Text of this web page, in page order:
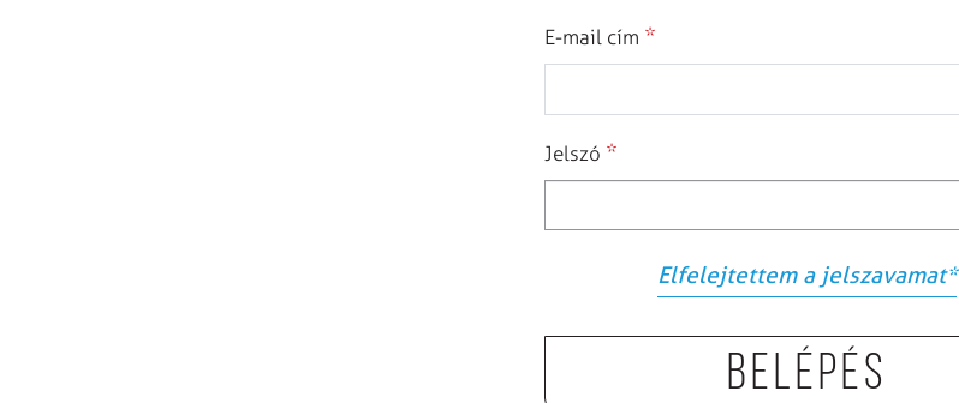
E-mail cím *
Jelszó *
Elfelejtettem a jelszavamat*
Belépés